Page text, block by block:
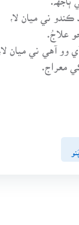
ڪندو ني ميان لا،
علاجُ.
وو آهي ني ميان لا،
معراج.